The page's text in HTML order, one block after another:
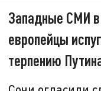
Западные СМИ
европейцы
терпению